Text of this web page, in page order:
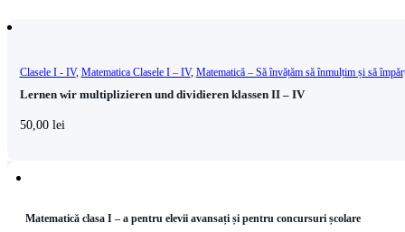
Clasele I - IV, Matematica Clasele I – IV, Matematică – Să învățăm să înmulțim și să
Lernen wir multiplizieren und dividieren klassen II – IV
50,00 lei
Matematică clasa I – a pentru elevii avansați și pentru concursuri școlare